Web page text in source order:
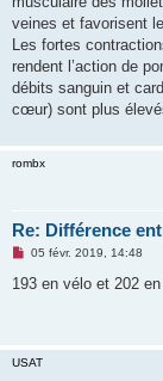
veines et favorisent
Les fortes
rendent l’action de
débits sanguin et
cœur) sont plus
rombx
Re: Différence
M
s
n
o
05 févr. 2019, 14:48
193 en vélo et 202
USAT